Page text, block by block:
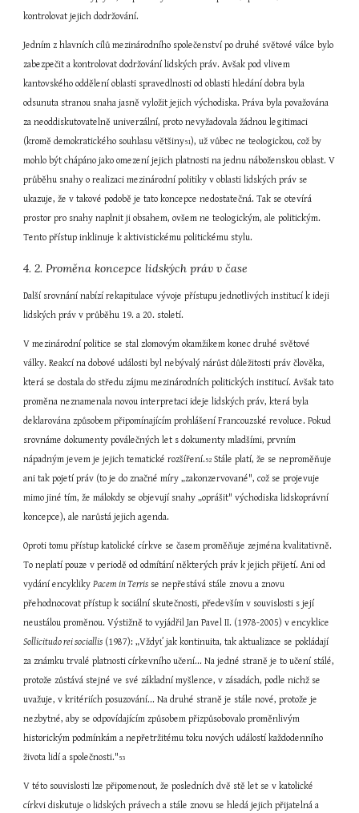
kontrolovat jejich dodržování.
Jedním z hlavních cílů mezinárodního společenství po druhé světové válce bylo
zabezpečit a kontrolovat dodržování lidských práv. Avšak pod vlivem
kantovského oddělení oblasti spravedlnosti od oblasti hledání dobra byla
odsunuta stranou snaha jasně vyložit jejich východiska. Práva byla považována
za neoddiskutovatelně univerzální, proto nevyžadovala žádnou legitimaci
(kromě demokratického souhlasu většiny51), už vůbec ne teologickou, což by
mohlo být chápáno jako omezení jejich platnosti na jednu náboženskou oblast. V
průběhu snahy o realizaci mezinárodní politiky v oblasti lidských práv se
ukazuje, že v takové podobě je tato koncepce nedostatečná. Tak se otevírá
prostor pro snahy naplnit ji obsahem, ovšem ne teologickým, ale politickým.
Tento přístup inklinuje k aktivistickému politickému stylu.
4. 2. Proměna koncepce lidských práv v čase
Další srovnání nabízí rekapitulace vývoje přístupu jednotlivých institucí k ideji
lidských práv v průběhu 19. a 20. století.
V mezinárodní politice se stal zlomovým okamžikem konec druhé světové
války. Reakcí na dobové události byl nebývalý nárůst důležitosti práv člověka,
která se dostala do středu zájmu mezinárodních politických institucí. Avšak tato
proměna neznamenala novou interpretaci ideje lidských práv, která byla
deklarována způsobem připomínajícím prohlášení Francouzské revoluce. Pokud
srovnáme dokumenty poválečných let s dokumenty mladšími, prvním
nápadným jevem je jejich tematické rozšíření.52 Stále platí, že se neproměňuje
ani tak pojetí práv (to je do značné míry „zakonzervované", což se projevuje
mimo jiné tím, že málokdy se objevují snahy „oprášit" východiska lidskoprávní
koncepce), ale narůstá jejich agenda.
Oproti tomu přístup katolické církve se časem proměňuje zejména kvalitativně.
To neplatí pouze v periodě od odmítání některých práv k jejich přijetí. Ani od
vydání encykliky Pacem in Terris se nepřestává stále znovu a znovu
přehodnocovat přístup k sociální skutečnosti, především v souvislosti s její
Sollicitudo rei sociallis (1987): „Vždyť jak kontinuita, tak aktualizace se pokládají
za známku trvalé platnosti církevního učení... Na jedné straně je to učení stálé,
protože zůstává stejné ve své základní myšlence, v zásadách, podle nichž se
uvažuje, v kritériích posuzování... Na druhé straně je stále nové, protože je
nezbytné, aby se odpovídajícím způsobem přizpůsobovalo proměnlivým
historickým podmínkám a nepřetržitému toku nových událostí každodenního
života lidí a společnosti."53
V této souvislosti lze připomenout, že posledních dvě stě let se v katolické
církvi diskutuje o lidských právech a stále znovu se hledá jejich přijatelná a